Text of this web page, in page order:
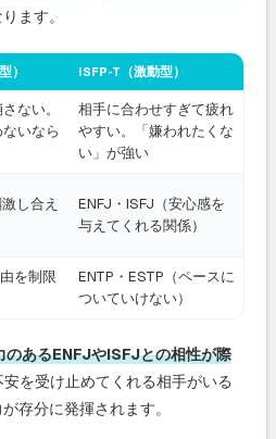
ます。
） ISFP-T（激動型）
ない。
ないなら
相手に合わせすぎて疲れ
やすい。「嫌われたくな
い」が強い
し合え
ENFJ・ISFJ（安心感を
与えてくれる関係）
を制限
ENTP・ESTP（ペースに
ついていけない）
のあるENFJやISFJとの相性が際
を受け止めてくれる相手がいる
存分に発揮されます。